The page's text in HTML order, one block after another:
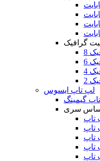
گرافیک
لپ تاپ ایسوس
سری